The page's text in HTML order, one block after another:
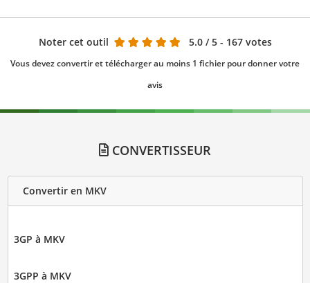
Noter cet outil 5.0 / 5 - 167 votes
Vous devez convertir et télécharger au moins 1 fichier pour donner votre
avis
CONVERTISSEUR
Convertir en MKV
3GP à MKV
3GPP à MKV